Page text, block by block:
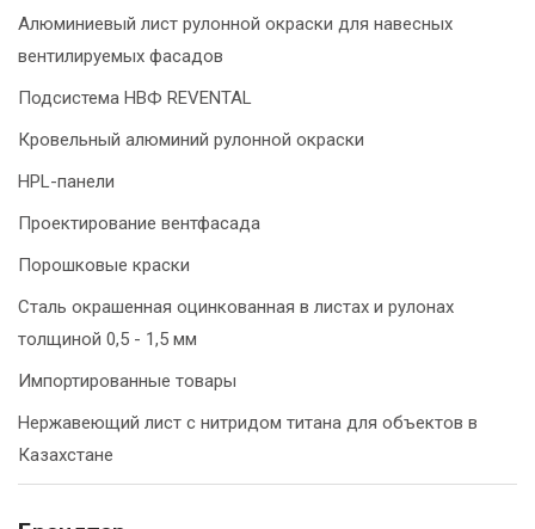
Алюминиевый лист рулонной окраски для навесных
вентилируемых фасадов
Подсистема НВФ REVENTAL
Кровельный алюминий рулонной окраски
HPL-панели
Проектирование вентфасада
Порошковые краски
Сталь окрашенная оцинкованная в листах и рулонах
толщиной 0,5 - 1,5 мм
Импортированные товары
Нержавеющий лист с нитридом титана для объектов в
Казахстане